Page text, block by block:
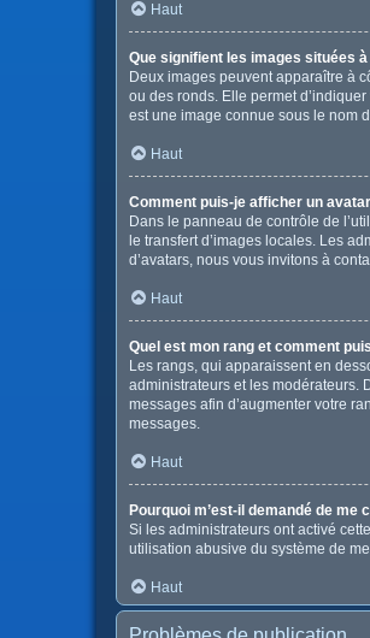
Haut
Que signifient les images situées
Deux images peuvent apparaître à
ou des ronds. Elle permet
est une image connue sous le nom
Haut
Comment puis-je afficher un
Dans le panneau de contrôle de
le transfert d’images locales. Les
d’avatars, nous vous invitons à
Haut
Quel est mon rang et comment
Les rangs, qui apparaissent en
administrateurs et les modérateurs.
messages afin d’augmenter votre
messages.
Haut
Pourquoi m’est-il demandé de
Si les administrateurs ont activé
utilisation abusive du système de
Haut